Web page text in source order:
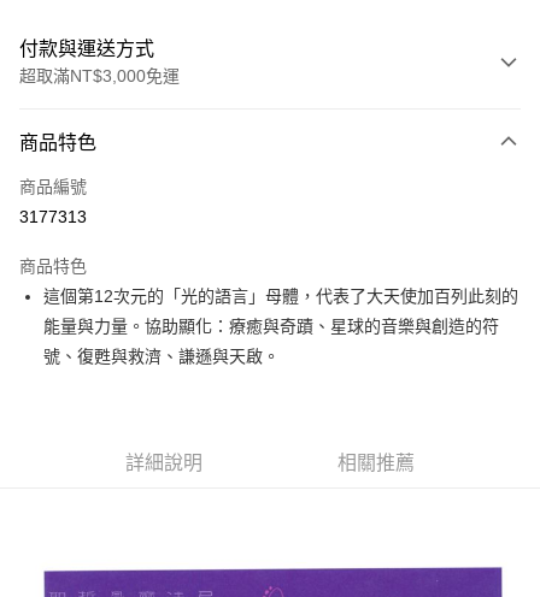
付款與運送方式
超取滿NT$3,000免運
信用卡一次付款
超商取貨付款
Apple Pay
街口支付
商品特色
商品編號
3177313
商品特色
這個第12次元的「光的語言」母體，代表了大天使加百列此刻的
能量與力量。協助顯化：療癒與奇蹟、星球的音樂與創造的符
號、復甦與救濟、謙遜與天啟。
詳細說明 相關推薦